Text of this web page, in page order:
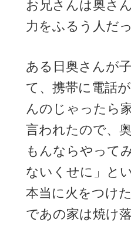
お兄さんは奥さ
力をふるう人だ
ある日奥さんが
て、携帯に電話
んのじゃったら
言われたので、
もんならやって
ないくせに」と
本当に火をつけ
であの家は焼け